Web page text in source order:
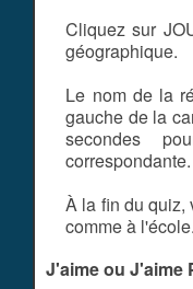
Cliquez sur
géographique.
Le nom de la
gauche de la
secondes
correspondante.
À la fin du quiz,
comme à l'école.
J'aime ou J'aime